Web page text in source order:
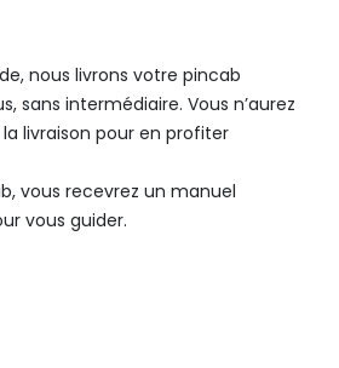
nous livrons votre pincab
sans intermédiaire. Vous n’aurez
la livraison pour en profiter
vous recevrez un manuel
vous guider.